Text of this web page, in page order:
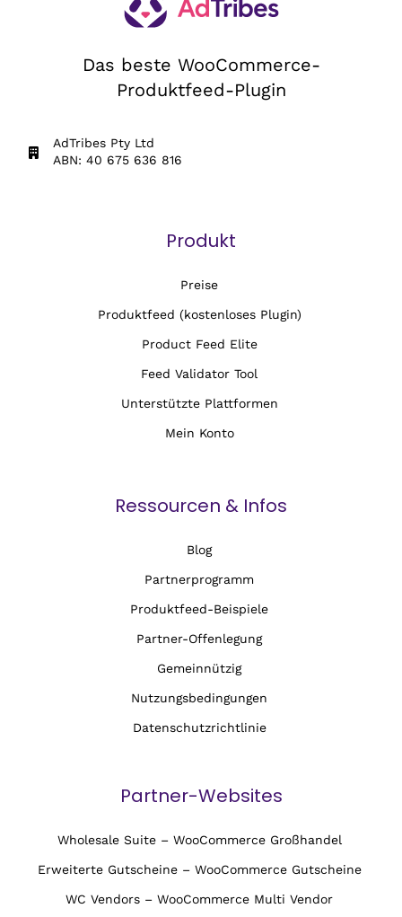
Das beste WooCommerce-
Produktfeed-Plugin
AdTribes Pty Ltd
ABN: 40 675 636 816
Produkt
Preise
Produktfeed (kostenloses Plugin)
Product Feed Elite
Feed Validator Tool
Unterstützte Plattformen
Mein Konto
Ressourcen & Infos
Blog
Partnerprogramm
Produktfeed-Beispiele
Partner-Offenlegung
Gemeinnützig
Nutzungsbedingungen
Datenschutzrichtlinie
Partner-Websites
Wholesale Suite – WooCommerce Großhandel
Erweiterte Gutscheine – WooCommerce Gutscheine
WC Vendors – WooCommerce Multi Vendor